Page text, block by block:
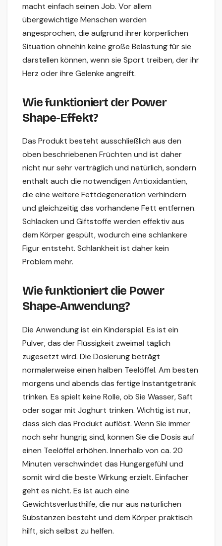
macht einfach seinen Job. Vor allem
übergewichtige Menschen werden
angesprochen, die aufgrund ihrer körperlichen
Situation ohnehin keine große Belastung für sie
darstellen können, wenn sie Sport treiben, der ihr
Herz oder ihre Gelenke angreift.
Wie funktioniert der Power
Shape-Effekt?
Das Produkt besteht ausschließlich aus den
oben beschriebenen Früchten und ist daher
nicht nur sehr verträglich und natürlich, sondern
enthält auch die notwendigen Antioxidantien,
die eine weitere Fettdegeneration verhindern
und gleichzeitig das vorhandene Fett entfernen.
Schlacken und Giftstoffe werden effektiv aus
dem Körper gespült, wodurch eine schlankere
Figur entsteht. Schlankheit ist daher kein
Problem mehr.
Wie funktioniert die Power
Shape-Anwendung?
Die Anwendung ist ein Kinderspiel. Es ist ein
Pulver, das der Flüssigkeit zweimal täglich
zugesetzt wird. Die Dosierung beträgt
normalerweise einen halben Teelöffel. Am besten
morgens und abends das fertige Instantgetränk
trinken. Es spielt keine Rolle, ob Sie Wasser, Saft
oder sogar mit Joghurt trinken. Wichtig ist nur,
dass sich das Produkt auflöst. Wenn Sie immer
noch sehr hungrig sind, können Sie die Dosis auf
einen Teelöffel erhöhen. Innerhalb von ca. 20
Minuten verschwindet das Hungergefühl und
somit wird die beste Wirkung erzielt. Einfacher
geht es nicht. Es ist auch eine
Gewichtsverlusthilfe, die nur aus natürlichen
Substanzen besteht und dem Körper praktisch
hilft, sich selbst zu helfen.